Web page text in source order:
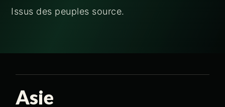
Issus des peuples source.
Asie